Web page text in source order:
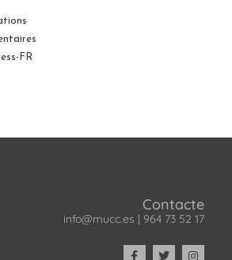
FR
Contacte
info@mucc.es | 964 73 52 17